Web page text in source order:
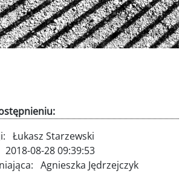
Łukasz Starzewski
2018-08-28 09:39:53
Agnieszka Jędrzejczyk